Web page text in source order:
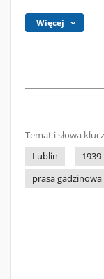
Więcej
Temat i słowa
Lublin
prasa gadzinowa